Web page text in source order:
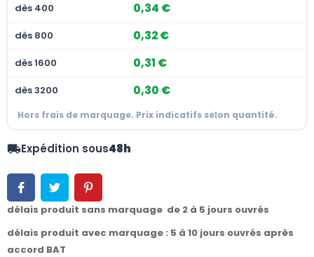
dès 400 0,34 €
dès 800 0,32 €
dès 1600 0,31 €
dès 3200 0,30 €
Hors frais de marquage. Prix indicatifs selon quantité.
local_shippingExpédition sous48h
délais produit sans marquage de 2 à 5 jours ouvrés
délais produit avec marquage : 5 à 10 jours ouvrés après
accord BAT